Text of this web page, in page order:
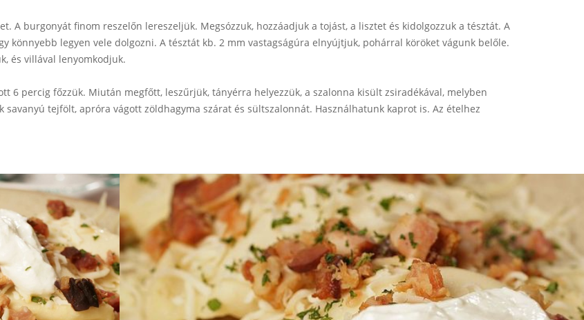
A burgonyát finom reszelőn lereszeljük. Megsózzuk, hozzáadjuk a tojást, a lisztet és kidolgozzuk a tésztát. A
könnyebb legyen vele dolgozni. A tésztát kb. 2 mm vastagságúra elnyújtjuk, pohárral köröket vágunk belőle.
és villával lenyomkodjuk.
6 percig főzzük. Miután megfőtt, leszűrjük, tányérra helyezzük, a szalonna kisült zsiradékával, melyben
tejfölt, apróra vágott zöldhagyma szárat és sültszalonnát. Használhatunk kaprot is. Az ételhez